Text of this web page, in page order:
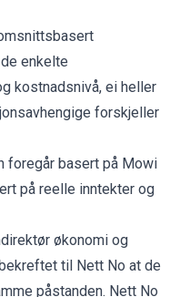
enkelte
kostnadsnivå, ei heller
forskjeller
foregår basert på Mowi
på reelle inntekter og
økonomi og
til Nett No at de
påstanden. Nett No